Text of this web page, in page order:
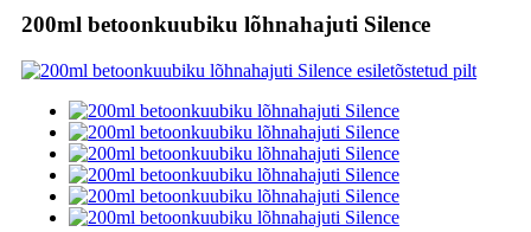
200ml betoonkuubiku lõhnahajuti Silence